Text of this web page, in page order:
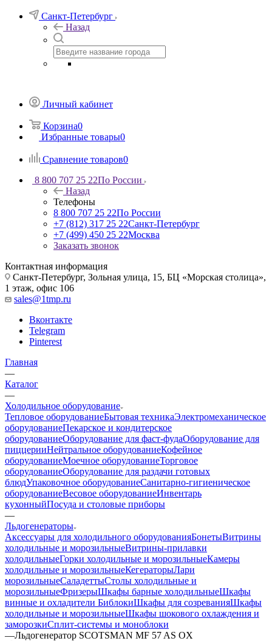
Санкт-Петербург
Назад
Личный кабинет
Корзина0
Избранные товары0
Сравнение товаров0
8 800 707 25 22По России
Назад
Телефоны
8 800 707 25 22По России
+7 (812) 317 25 22Санкт-Петербург
+7 (499) 450 25 22Москва
Заказать звонок
Контактная информация
Санкт-Петербург, Зольная улица, 15, БЦ «Морская столица»,
1 этаж, офис 106
sales@1tmp.ru
Вконтакте
Telegram
Pinterest
Главная
—
Каталог
—
Холодильное оборудование
Тепловое оборудованиеБытовая техникаЭлектромеханическое
оборудованиеПекарское и кондитерское
оборудованиеОборудование для фаст-фудаОборудование для
пиццерииНейтральное оборудованиеКофейное
оборудованиеМоечное оборудованиеТорговое
оборудованиеОборудование для раздачи готовых
блюдУпаковочное оборудованиеСанитарно-гигиеническое
оборудованиеВесовое оборудованиеИнвентарь
кухонныйПосуда и столовые приборы
—
Льдогенераторы
Аксессуары для холодильного оборудованияБонетыВитрины
холодильные и морозильныеВитрины-прилавки
холодильныеГорки холодильные и морозильныеКамеры
холодильные и морозильныеКегераторыЛари
морозильныеСаладеттыСтолы холодильные и
морозильныеФризерыШкафы барные холодильныеШкафы
винные и охладители БиблокиШкафы для созреванияШкафы
холодильные и морозильныеШкафы шокового охлаждения и
заморозкиСплит-системы и моноблоки
—Льдогенератор SCOTSMAN MF 57 AS OX